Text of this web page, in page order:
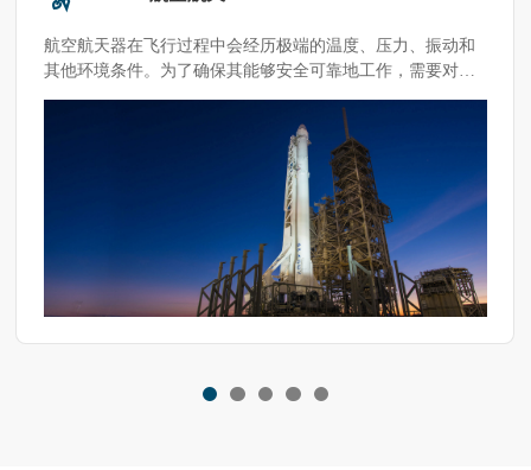
航空航天器在飞行过程中会经历极端的温度、压力、振动和
其他环境条件。为了确保其能够安全可靠地工作，需要对材